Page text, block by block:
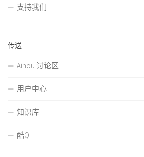
支持我们
传送
Ainou 讨论区
用户中心
知识库
酷Q